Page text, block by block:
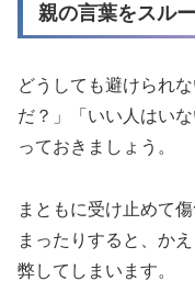
親の言葉をスル
どうしても避けられ
だ？」「いい人はい
っておきましょう。
まともに受け止めて
まったりすると、か
弊してしまいます。